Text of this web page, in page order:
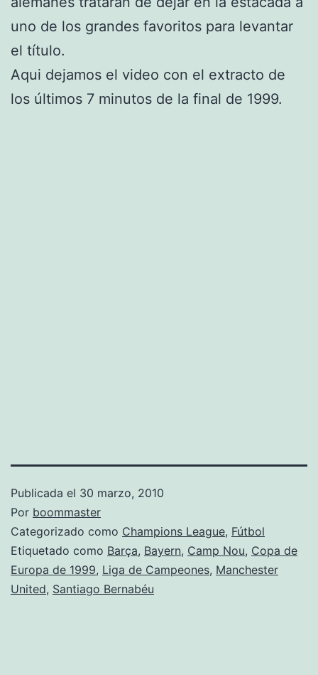
uno de los grandes favoritos para levantar
el título.
Aqui dejamos el video con el extracto de
los últimos 7 minutos de la final de 1999.
Publicada el 30 marzo, 2010
Por boommaster
Categorizado como Champions League, Fútbol
Etiquetado como Barça, Bayern, Camp Nou, Copa de
Europa de 1999, Liga de Campeones, Manchester
United, Santiago Bernabéu